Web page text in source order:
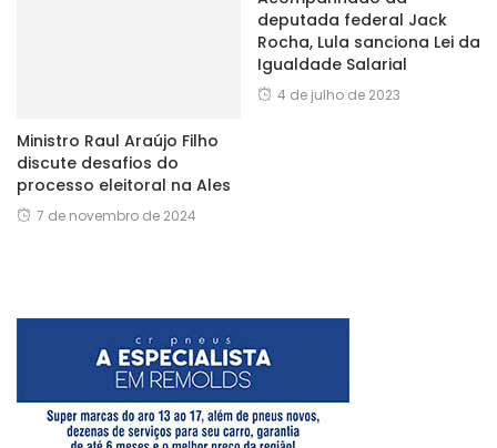
Ministro Raul Araújo Filho
discute desafios do
processo eleitoral na Ales
7 de novembro de 2024
deputada federal Jack
Rocha, Lula sanciona Lei da
Igualdade Salarial
4 de julho de 2023